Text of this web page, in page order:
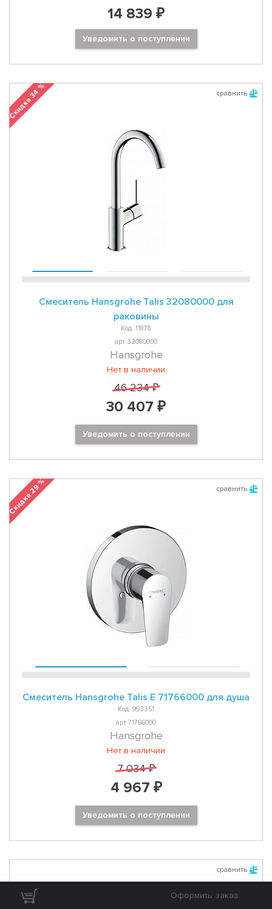
14 839 ₽
Уведомить о поступлении
сравнить
Скидка 34 %
Смеситель Hansgrohe Talis 32080000 для
раковины
Код: 11878
арт 32080000
Hansgrohe
Нет в наличии
46 234 ₽
30 407 ₽
Уведомить о поступлении
сравнить
Скидка 29 %
Смеситель Hansgrohe Talis E 71766000 для душа
Код: 993351
арт 71766000
Hansgrohe
Нет в наличии
7 034 ₽
4 967 ₽
Уведомить о поступлении
сравнить
Оформить заказ